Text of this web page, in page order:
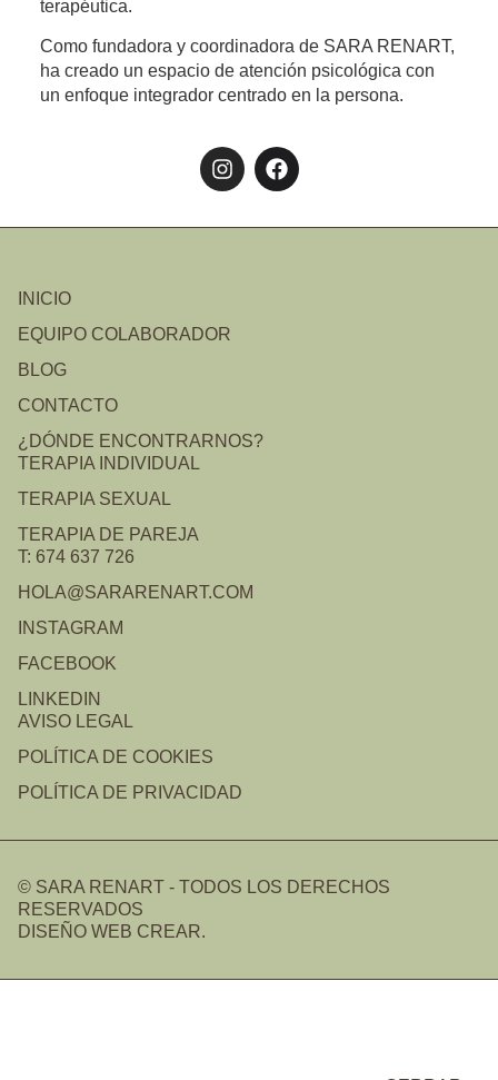
terapéutica.
Como fundadora y coordinadora de SARA RENART,
ha creado un espacio de atención psicológica con
un enfoque integrador centrado en la persona.
INICIO
EQUIPO COLABORADOR
BLOG
CONTACTO
¿DÓNDE ENCONTRARNOS?
TERAPIA INDIVIDUAL
TERAPIA SEXUAL
TERAPIA DE PAREJA
T: 674 637 726
HOLA@SARARENART.COM
INSTAGRAM
FACEBOOK
LINKEDIN
AVISO LEGAL
POLÍTICA DE COOKIES
POLÍTICA DE PRIVACIDAD
© SARA RENART - TODOS LOS DERECHOS
RESERVADOS
DISEÑO WEB CREAR.